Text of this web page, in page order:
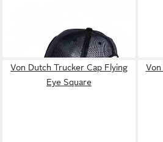
Von Dutch Trucker Cap Flying
Eye Square
Von